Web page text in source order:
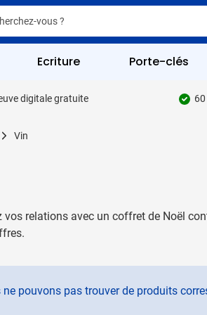
la catégorie Fournitures de bureau
la catégorie Boissons
pour la catégorie Multimédia
Ecriture Porte-clés
digitale gratuite
Vin
vos relations avec un coffret de Noël
ne pouvons pas trouver de produits